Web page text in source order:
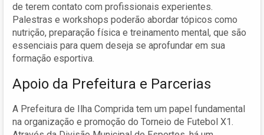
de terem contato com profissionais experientes.
Palestras e workshops poderão abordar tópicos como
nutrição, preparação física e treinamento mental, que são
essenciais para quem deseja se aprofundar em sua
formação esportiva.
Apoio da Prefeitura e Parcerias
A Prefeitura de Ilha Comprida tem um papel fundamental
na organização e promoção do Torneio de Futebol X1.